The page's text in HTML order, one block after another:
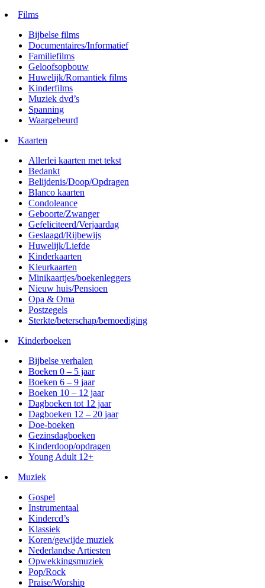
Films
Bijbelse films
Documentaires/Informatief
Familiefilms
Geloofsopbouw
Huwelijk/Romantiek films
Kinderfilms
Muziek dvd’s
Spanning
Waargebeurd
Kaarten
Allerlei kaarten met tekst
Bedankt
Belijdenis/Doop/Opdragen
Blanco kaarten
Condoleance
Geboorte/Zwanger
Gefeliciteerd/Verjaardag
Geslaagd/Rijbewijs
Huwelijk/Liefde
Kinderkaarten
Kleurkaarten
Minikaartjes/boekenleggers
Nieuw huis/Pensioen
Opa & Oma
Postzegels
Sterkte/beterschap/bemoediging
Kinderboeken
Bijbelse verhalen
Boeken 0 – 5 jaar
Boeken 6 – 9 jaar
Boeken 10 – 12 jaar
Dagboeken tot 12 jaar
Dagboeken 12 – 20 jaar
Doe-boeken
Gezinsdagboeken
Kinderdoop/opdragen
Young Adult 12+
Muziek
Gospel
Instrumentaal
Kindercd’s
Klassiek
Koren/gewijde muziek
Nederlandse Artiesten
Opwekkingsmuziek
Pop/Rock
Praise/Worship